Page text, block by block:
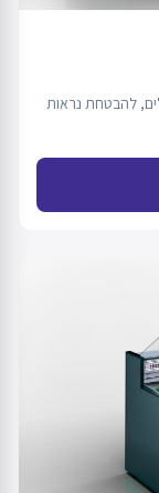
להבטחת נראות